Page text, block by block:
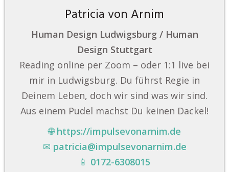
Patricia von Arnim
Human Design Ludwigsburg / Human
Design Stuttgart
Reading online per Zoom – oder 1:1 live bei
mir in Ludwigsburg. Du führst Regie in
Deinem Leben, doch wir sind was wir sind.
Aus einem Pudel machst Du keinen Dackel!
🌐https://impulsevonarnim.de
✉ patricia@impulsevonarnim.de
📱 0172-6308015